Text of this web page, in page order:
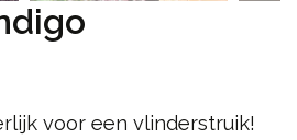
voor een vlinderstruik!